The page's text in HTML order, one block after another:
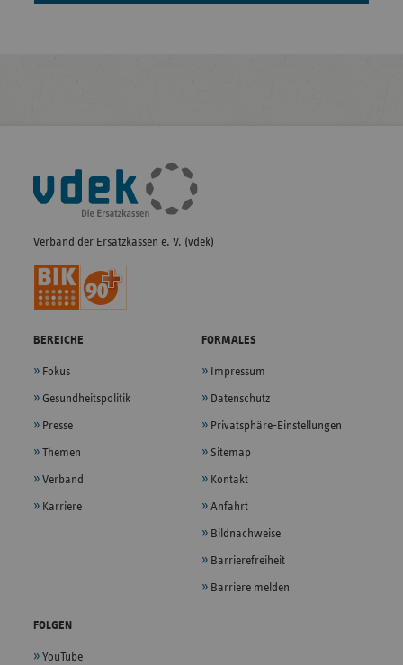
Fußleisten-
Navigation
Verband der Ersatzkassen e. V. (vdek)
BEREICHE
Fokus
Gesundheitspolitik
Presse
Themen
Verband
Karriere
FORMALES
Impressum
Datenschutz
Privatsphäre-Einstellungen
Sitemap
Kontakt
Anfahrt
Bildnachweise
Barrierefreiheit
Barriere melden
FOLGEN
YouTube